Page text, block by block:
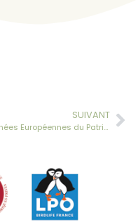
SUIVANT
Journées Européennes du Patrimoine au Château de la Ballue les 19 et 20 septembre 2026, 43ème édition